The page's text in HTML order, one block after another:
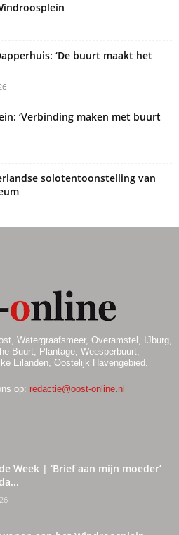
‘De buurt maakt het
‘Verbinding maken met buurt
solotentoonstelling van
Watergraafsmeer, Overamstel, IJburg,
Buurt, Plantage, Weesperbuurt,
Eilanden, Oostelijk Havengebied.
op: redactie@oost-online.nl
Week | ‘Brief aan mijn moeder’